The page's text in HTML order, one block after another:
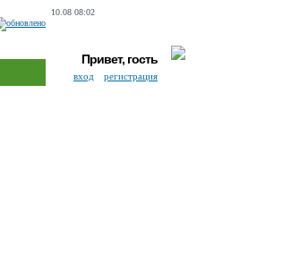
10.08 08:02
Привет, гость
вход регистрация